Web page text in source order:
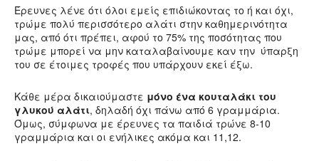
Έρευνες λένε ότι όλοι εμείς επιδιώκοντας το ή και όχι,
τρώμε πολύ περισσότερο αλάτι στην καθημερινότητα
μας, από ότι πρέπει, αφού το 75% της ποσότητας που
τρώμε μπορεί να μην καταλαβαίνουμε καν την ύπαρξη
του σε έτοιμες τροφές που υπάρχουν εκεί έξω.
Κάθε μέρα δικαιούμαστε μόνο ένα κουταλάκι του
γλυκού αλάτι, δηλαδή όχι πάνω από 6 γραμμάρια.
Όμως, σύμφωνα με έρευνες τα παιδιά τρώνε 8-10
γραμμάρια και οι ενήλικες ακόμα και 11,12.